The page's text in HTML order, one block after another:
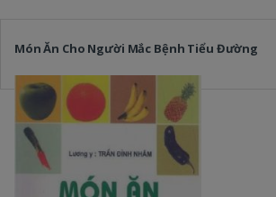
Món Ăn Cho Người Mắc Bệnh Tiểu Đường